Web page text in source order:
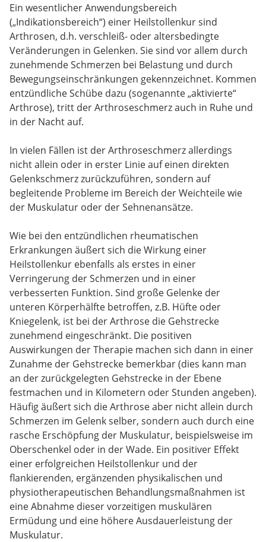
Ein wesentlicher Anwendungsbereich
(„Indikationsbereich“) einer Heilstollenkur sind
Arthrosen, d.h. verschleiß- oder altersbedingte
Veränderungen in Gelenken. Sie sind vor allem durch
zunehmende Schmerzen bei Belastung und durch
Bewegungseinschränkungen gekennzeichnet. Kommen
entzündliche Schübe dazu (sogenannte „aktivierte“
Arthrose), tritt der Arthroseschmerz auch in Ruhe und
in der Nacht auf.
In vielen Fällen ist der Arthroseschmerz allerdings
nicht allein oder in erster Linie auf einen direkten
Gelenkschmerz zurückzuführen, sondern auf
begleitende Probleme im Bereich der Weichteile wie
der Muskulatur oder der Sehnenansätze.
Wie bei den entzündlichen rheumatischen
Erkrankungen äußert sich die Wirkung einer
Heilstollenkur ebenfalls als erstes in einer
Verringerung der Schmerzen und in einer
verbesserten Funktion. Sind große Gelenke der
unteren Körperhälfte betroffen, z.B. Hüfte oder
Kniegelenk, ist bei der Arthrose die Gehstrecke
zunehmend eingeschränkt. Die positiven
Auswirkungen der Therapie machen sich dann in einer
Zunahme der Gehstrecke bemerkbar (dies kann man
an der zurückgelegten Gehstrecke in der Ebene
festmachen und in Kilometern oder Stunden angeben).
Häufig äußert sich die Arthrose aber nicht allein durch
Schmerzen im Gelenk selber, sondern auch durch eine
rasche Erschöpfung der Muskulatur, beispielsweise im
Oberschenkel oder in der Wade. Ein positiver Effekt
einer erfolgreichen Heilstollenkur und der
flankierenden, ergänzenden physikalischen und
physiotherapeutischen Behandlungsmaßnahmen ist
eine Abnahme dieser vorzeitigen muskulären
Ermüdung und eine höhere Ausdauerleistung der
Muskulatur.